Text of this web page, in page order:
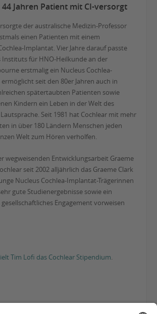
Jahren Patient mit CI-versorgt
der australische Medizin-Professor
einen Patienten mit einem
Implantat. Vier Jahre darauf passte
Instituts für HNO-Heilkunde an der
erstmalig ein Nucleus Cochlea-
seit den 80er Jahren auch in
spätertaubten Patienten sowie
Kindern ein Leben in der Welt des
Seit 1981 hat Cochlear mit mehr
in über 180 Ländern Menschen jeden
Welt zum Hören verholfen.
wegweisenden Entwicklungsarbeit Graeme
seit 2002 alljährlich das Graeme Clark
Nucleus Cochlea-Implantat-Trägerinnen
gute Studienergebnisse sowie ein
Engagement vorweisen
Tim Lofi das Cochlear Stipendium.